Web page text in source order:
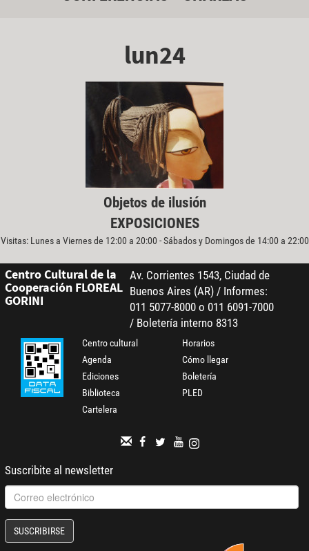
lun24
Objetos de ilusión
EXPOSICIONES
Visitas: Lunes a Viernes de 12:00 a 20:00 - Sábados y Domingos de 14:00 a 22:00
Centro Cultural de la
Cooperación FLOREAL
GORINI
Av. Corrientes 1543, Ciudad de
Buenos Aires (AR) / Informes:
011 5077-8000 o 011 6091-7000
/ Boletería interno 8313
Centro cultural
Agenda
Ediciones
Biblioteca
Cartelera
Horarios
Cómo llegar
Boletería
PLED
Suscribite al newsletter
SUSCRIBIRSE